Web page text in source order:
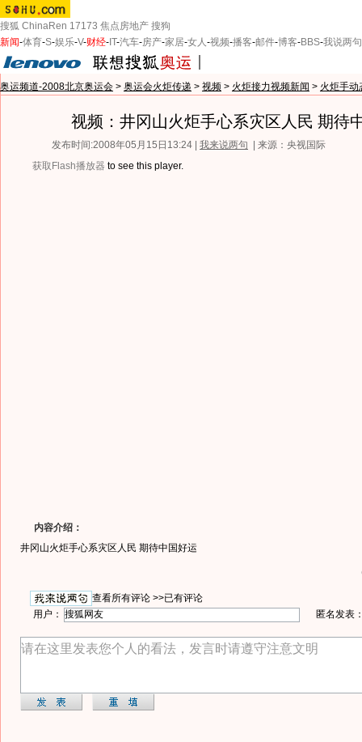
搜狐 ChinaRen 17173 焦点房地产 搜狗
新闻-体育-S-娱乐-V-财经- IT-汽车-房产-家居-女人-视频-播客-邮件-博客-BBS-我说两句
奥运频道-2008北京奥运会 > 奥运会火炬传递 > 视频 > 火炬接力视频新闻 > 火炬手动
视频：井冈山火炬手心系灾区人民 期待
发布时间:2008年05月15日13:24 | 我来说两句
| 来源：央视国际
获取Flash播放器 to see this player.
内容介绍：
井冈山火炬手心系灾区人民 期待中国好运
查看所有评论 >>已有评论
用户：
匿名发表